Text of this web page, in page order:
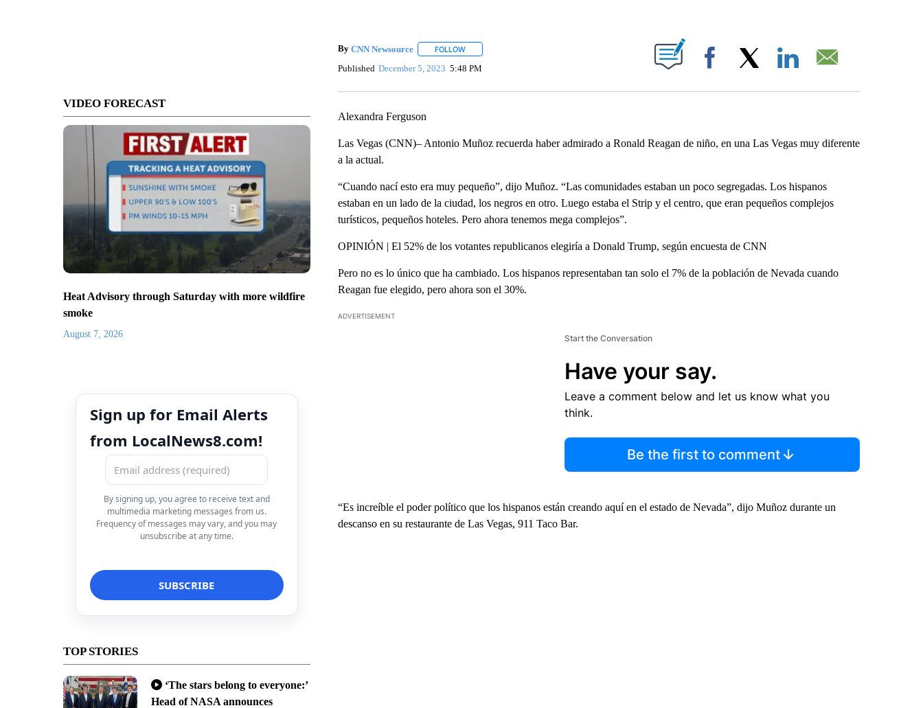
VIDEO FORECAST
Heat Advisory through Saturday with more wildfire
smoke
August 7, 2026
Sign up for Email Alerts
from LocalNews8.com!
By signing up, you agree to receive text and
multimedia marketing messages from us.
Frequency of messages may vary, and you may
unsubscribe at any time.
TOP STORIES
‘The stars belong to everyone:’
Head of NASA announces
By CNN Newsource FOLLOWFOLLOW "" TO RECEIVE NOTIFICATIONS ABOUT NEW PAGES ON "".
Published December 5, 2023 5:48 PM Facebook
Alexandra Ferguson
Las Vegas (CNN)– Antonio Muñoz recuerda haber admirado a Ronald Reagan de niño, en una Las Vegas muy diferente
a la actual.
“Cuando nací esto era muy pequeño”, dijo Muñoz. “Las comunidades estaban un poco segregadas. Los hispanos
estaban en un lado de la ciudad, los negros en otro. Luego estaba el Strip y el centro, que eran pequeños complejos
turísticos, pequeños hoteles. Pero ahora tenemos mega complejos”.
OPINIÓN | El 52% de los votantes republicanos elegiría a Donald Trump, según encuesta de CNN
Pero no es lo único que ha cambiado. Los hispanos representaban tan solo el 7% de la población de Nevada cuando
Reagan fue elegido, pero ahora son el 30%.
ADVERTISEMENT
Start the Conversation
Have your say.
Leave a comment below and let us know what you
think.
Be the first to comment
“Es increíble el poder político que los hispanos están creando aquí en el estado de Nevada”, dijo Muñoz durante un
descanso en su restaurante de Las Vegas, 911 Taco Bar.